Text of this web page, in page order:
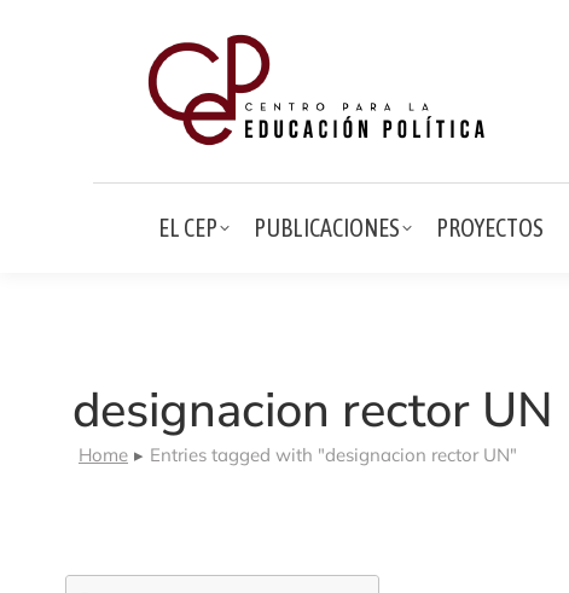
EL CEP PUBLICACIONES PROYECTOS
designacion rector UN
You are here:
Home Entries tagged with "designacion rector UN"